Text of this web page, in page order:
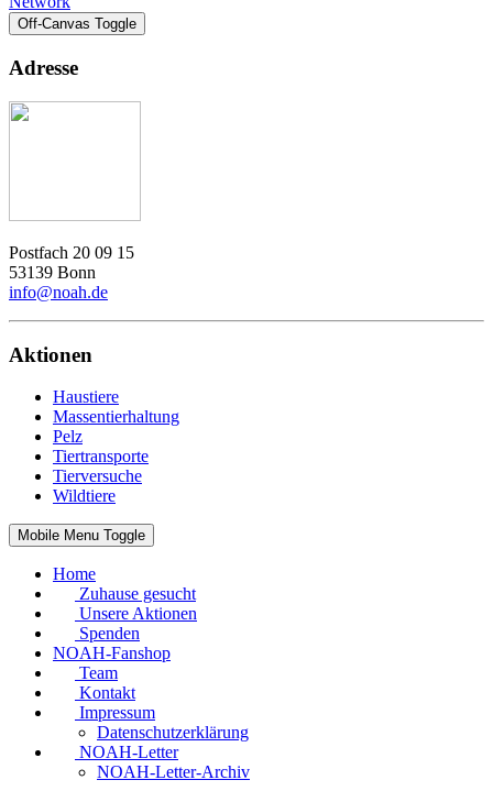
Off-Canvas Toggle
Adresse
Postfach 20 09 15
53139 Bonn
info@noah.de
Aktionen
Haustiere
Massentierhaltung
Pelz
Tiertransporte
Tierversuche
Wildtiere
Mobile Menu Toggle
Home
Zuhause gesucht
Unsere Aktionen
Spenden
NOAH-Fanshop
Team
Kontakt
Impressum
Datenschutzerklärung
NOAH-Letter
NOAH-Letter-Archiv